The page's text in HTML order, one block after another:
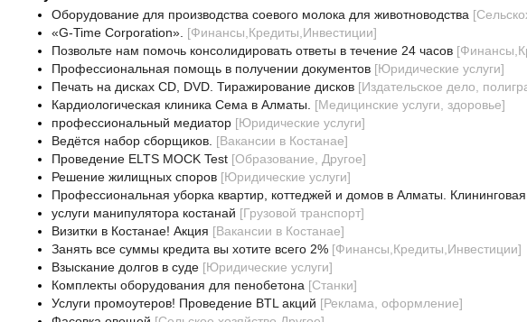
Оборудование для производства соевого молока для животноводства [
«G-Time Corporation». [Финансы,Кредиты,Инвестиции]
Позвольте нам помочь консолидировать ответы в течение 24 часов [
Профессиональная помощь в получении документов [Юридические услуги]
Печать на дисках CD, DVD. Тиражирование дисков [Издательское дело,
Кардиологическая клиника Сема в Алматы.
[Медицинские услуги, здоровье]
профессиональный медиатор [Юридические услуги]
Ведётся набор сборщиков. [Вакансии в Костанае]
Проведение ELTS MOCK Test [Образование, Другое]
Решение жилищных споров [Юридические услуги]
Профессиональная уборка квартир, коттеджей и домов в Алматы.
услуги манипулятора костанай [Грузовой транспорт]
Визитки в Костанае! Акция [Вакансии в Костанае]
Занять все суммы кредита вы хотите всего 2% [Финансы,Кредиты,Инвестиции]
Взыскание долгов в суде [Юридические услуги]
Комплекты оборудования для пенобетона [Станки]
Услуги промоутеров! Проведение BTL акций [Реклама, оформление]